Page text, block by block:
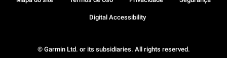
© Garmin Ltd. or its subsidiaries. All rights reserved.
Digital Accessibility